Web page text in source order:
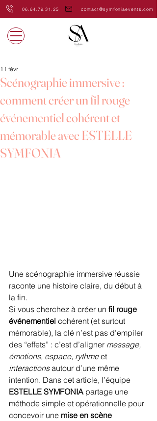
06.64.79.31.25 contact@symfoniaevents.com
Scénographie immersive :
comment créer un fil rouge
événementiel cohérent et
mémorable avec ESTELLE
SYMFONIA
11 févr.
Une scénographie immersive réussie
raconte une histoire claire, du début à
la fin.
Si vous cherchez à créer un fil rouge
événementiel cohérent (et surtout
mémorable), la clé n’est pas d’empiler
des “effets” : c’est d’aligner message,
émotions, espace, rythme et
interactions autour d’une même
intention. Dans cet article, l’équipe
ESTELLE SYMFONIA partage une
méthode simple et opérationnelle pour
concevoir une mise en scène